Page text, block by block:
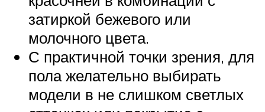
затиркой бежевого или
молочного цвета.
С практичной точки зрения, для
пола желательно выбирать
модели в не слишком светлых